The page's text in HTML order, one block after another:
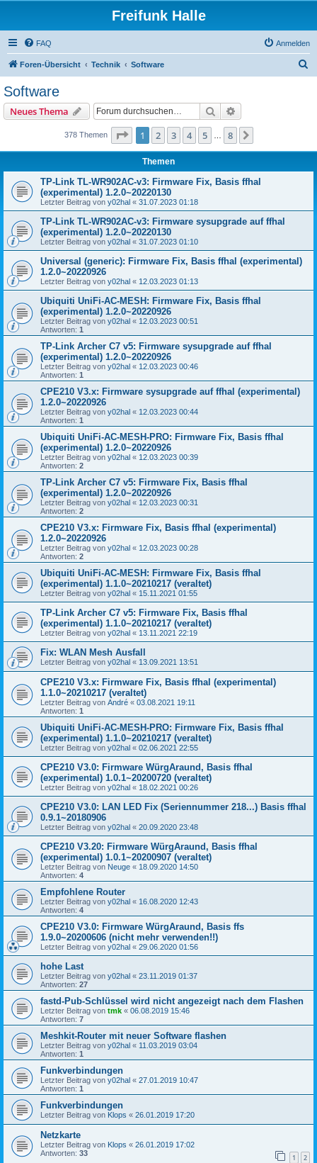
Freifunk Halle
FAQ Anmelden
Foren-Übersicht Technik Software
Software
Neues Thema Suche
378 Themen Seite 1von
1 2 3 4 5 8
Themen
TP-Link TL-WR902AC-v3: Firmware Fix, Basis ffhal
(experimental) 1.2.0~20220130
Letzter Beitrag von y02hal « 31.07.2023 01:18
TP-Link TL-WR902AC-v3: Firmware sysupgrade auf ffhal
(experimental) 1.2.0~20220130
Letzter Beitrag von y02hal « 31.07.2023 01:10
Universal (generic): Firmware Fix, Basis ffhal (experimental)
1.2.0~20220926
Letzter Beitrag von y02hal « 12.03.2023 01:13
Ubiquiti UniFi-AC-MESH: Firmware Fix, Basis ffhal
(experimental) 1.2.0~20220926
Letzter Beitrag von y02hal « 12.03.2023 00:51
Antworten: 1
TP-Link Archer C7 v5: Firmware sysupgrade auf ffhal
(experimental) 1.2.0~20220926
Letzter Beitrag von y02hal « 12.03.2023 00:46
Antworten: 1
CPE210 V3.x: Firmware sysupgrade auf ffhal (experimental)
1.2.0~20220926
Letzter Beitrag von y02hal « 12.03.2023 00:44
Antworten: 1
Ubiquiti UniFi-AC-MESH-PRO: Firmware Fix, Basis ffhal
(experimental) 1.2.0~20220926
Letzter Beitrag von y02hal « 12.03.2023 00:39
Antworten: 2
TP-Link Archer C7 v5: Firmware Fix, Basis ffhal
(experimental) 1.2.0~20220926
Letzter Beitrag von y02hal « 12.03.2023 00:31
Antworten: 2
CPE210 V3.x: Firmware Fix, Basis ffhal (experimental)
1.2.0~20220926
Letzter Beitrag von y02hal « 12.03.2023 00:28
Antworten: 2
Ubiquiti UniFi-AC-MESH: Firmware Fix, Basis ffhal
(experimental) 1.1.0~20210217 (veraltet)
Letzter Beitrag von y02hal « 15.11.2021 01:55
TP-Link Archer C7 v5: Firmware Fix, Basis ffhal
(experimental) 1.1.0~20210217 (veraltet)
Letzter Beitrag von y02hal « 13.11.2021 22:19
Fix: WLAN Mesh Ausfall
Letzter Beitrag von y02hal « 13.09.2021 13:51
CPE210 V3.x: Firmware Fix, Basis ffhal (experimental)
1.1.0~20210217 (veraltet)
Letzter Beitrag von André « 03.08.2021 19:11
Antworten: 1
Ubiquiti UniFi-AC-MESH-PRO: Firmware Fix, Basis ffhal
(experimental) 1.1.0~20210217 (veraltet)
Letzter Beitrag von y02hal « 02.06.2021 22:55
CPE210 V3.0: Firmware WürgAraund, Basis ffhal
(experimental) 1.0.1~20200720 (veraltet)
Letzter Beitrag von y02hal « 18.02.2021 00:26
CPE210 V3.0: LAN LED Fix (Seriennummer 218...) Basis ffhal
0.9.1~20180906
Letzter Beitrag von y02hal « 20.09.2020 23:48
CPE210 V3.20: Firmware WürgAraund, Basis ffhal
(experimental) 1.0.1~20200907 (veraltet)
Letzter Beitrag von Neuge « 18.09.2020 14:50
Antworten: 4
Empfohlene Router
Letzter Beitrag von y02hal « 16.08.2020 12:43
Antworten: 4
CPE210 V3.0: Firmware WürgAraund, Basis ffs
1.9.0~20200606 (nicht mehr verwenden!!)
Letzter Beitrag von y02hal « 29.06.2020 01:56
hohe Last
Letzter Beitrag von y02hal « 23.11.2019 01:37
Antworten: 27
fastd-Pub-Schlüssel wird nicht angezeigt nach dem Flashen
Letzter Beitrag von tmk « 06.08.2019 15:46
Antworten: 7
Meshkit-Router mit neuer Software flashen
Letzter Beitrag von y02hal « 11.03.2019 03:04
Antworten: 1
Funkverbindungen
Letzter Beitrag von y02hal « 27.01.2019 10:47
Antworten: 1
Funkverbindungen
Letzter Beitrag von Klops « 26.01.2019 17:20
Netzkarte
Letzter Beitrag von Klops « 26.01.2019 17:02
Antworten: 33 1 2